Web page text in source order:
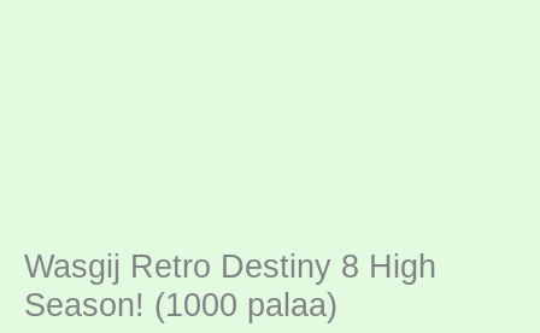
Wasgij Retro Destiny 8 High
Season! (1000 palaa)